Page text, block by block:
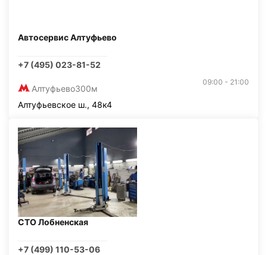
Автосервис Алтуфьево
+7 (495) 023-81-52
Алтуфьево300м
09:00 - 21:00
Алтуфьевское ш., 48к4
СТО Лобненская
+7 (499) 110-53-06